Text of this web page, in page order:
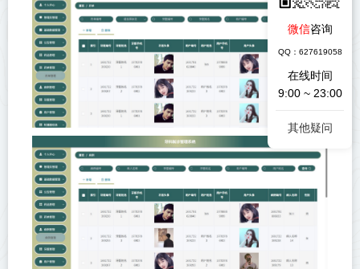
微信咨询
QQ：627619058
在线时间
9:00 ~ 23:00
其他疑问